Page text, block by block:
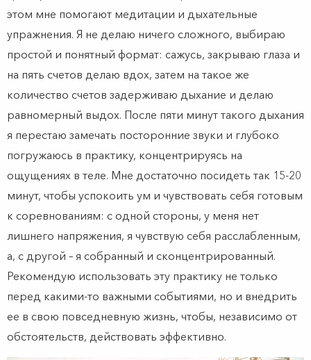
этом мне помогают медитации и дыхательные
упражнения. Я не делаю ничего сложного, выбираю
простой и понятный формат: сажусь, закрываю глаза и
на пять счетов делаю вдох, затем на такое же
количество счетов задерживаю дыхание и делаю
равномерный выдох. После пяти минут такого дыхания
я перестаю замечать посторонние звуки и глубоко
погружаюсь в практику, концентрируясь на
ощущениях в теле. Мне достаточно посидеть так 15-20
минут, чтобы успокоить ум и чувствовать себя готовым
к соревнованиям: с одной стороны, у меня нет
лишнего напряжения, я чувствую себя расслабленным,
а, с другой – я собранный и сконцентрированный.
Рекомендую использовать эту практику не только
перед какими-то важными событиями, но и внедрить
ее в свою повседневную жизнь, чтобы, независимо от
обстоятельств, действовать эффективно.